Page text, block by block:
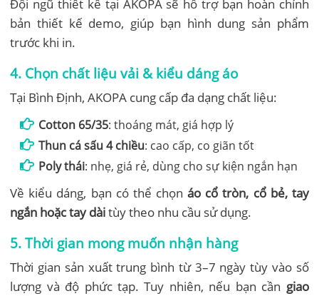
Đội ngũ thiết kế tại AKOPA sẽ hỗ trợ bạn hoàn chỉnh
bản thiết kế demo, giúp bạn hình dung sản phẩm
trước khi in.
4. Chọn chất liệu vải & kiểu dáng áo
Tại Bình Định, AKOPA cung cấp đa dạng chất liệu:
Cotton 65/35: thoáng mát, giá hợp lý
Thun cá sấu 4 chiều: cao cấp, co giãn tốt
Poly thái: nhẹ, giá rẻ, dùng cho sự kiện ngắn hạn
Về kiểu dáng, bạn có thể chọnáo cổ tròn, cổ bẻ, tay
ngắn hoặc tay dàitùy theo nhu cầu sử dụng.
5. Thời gian mong muốn nhận hàng
Thời gian sản xuất trung bình từ 3–7 ngày tùy vào số
lượng và độ phức tạp. Tuy nhiên, nếu bạn cần giao